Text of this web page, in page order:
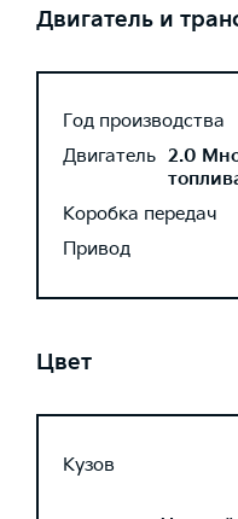
Двигатель и
Год производства
Двигатель 2.0
Коробка передач
Привод
Цвет
Кузов